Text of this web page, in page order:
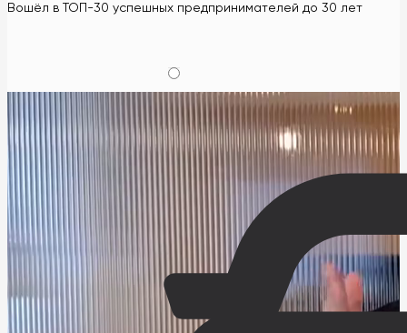
Вошёл в ТОП-30 успешных предпринимателей до 30 лет